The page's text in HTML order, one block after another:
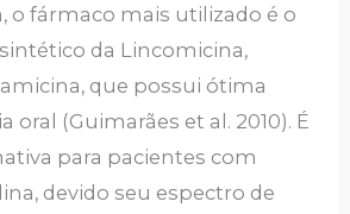
o fármaco mais utilizado é o
da Lincomicina,
que possui ótima
oral (Guimarães et al. 2010). É
para pacientes com
devido seu espectro de